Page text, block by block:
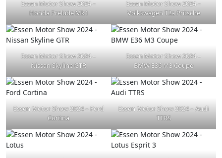
Essen Motor Show 2024 –
Honda Prelude Mk1
Essen Motor Show 2024 –
Volkswagen T2a Pritsche
Essen Motor Show 2024 –
Nissan Skyline GTR
Essen Motor Show 2024 –
BMW E36 M3 Coupe
Essen Motor Show 2024 – Ford
Cortina
Essen Motor Show 2024 – Audi
TTRS